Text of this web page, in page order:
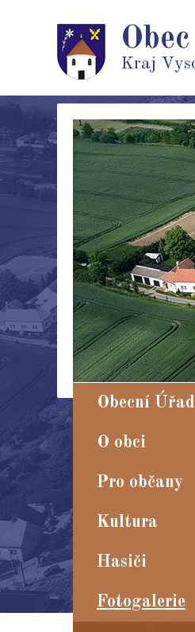
Kraj
Obecní Úřad
O obci
Pro občany
Kultura
Hasiči
Fotogalerie